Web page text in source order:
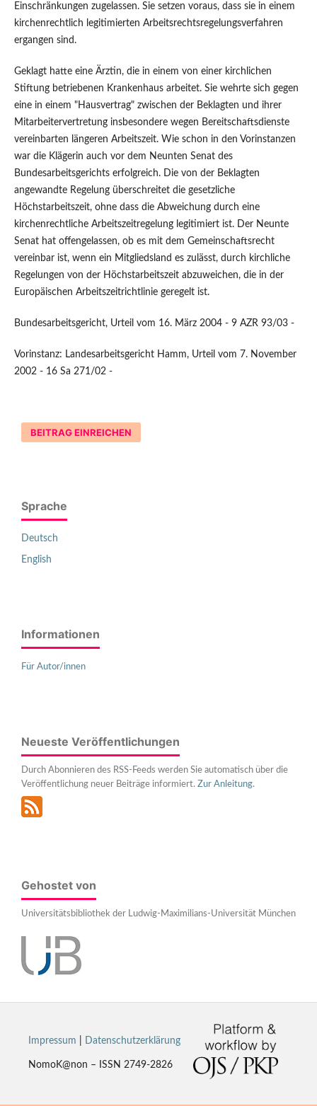
Einschränkungen zugelassen. Sie setzen voraus, dass sie in einem
kirchenrechtlich legitimierten Arbeitsrechtsregelungsverfahren
ergangen sind.
Geklagt hatte eine Ärztin, die in einem von einer kirchlichen
Stiftung betriebenen Krankenhaus arbeitet. Sie wehrte sich gegen
eine in einem "Hausvertrag" zwischen der Beklagten und ihrer
Mitarbeitervertretung insbesondere wegen Bereitschaftsdienste
vereinbarten längeren Arbeitszeit. Wie schon in den Vorinstanzen
war die Klägerin auch vor dem Neunten Senat des
Bundesarbeitsgerichts erfolgreich. Die von der Beklagten
angewandte Regelung überschreitet die gesetzliche
Höchstarbeitszeit, ohne dass die Abweichung durch eine
kirchenrechtliche Arbeitszeitregelung legitimiert ist. Der Neunte
Senat hat offengelassen, ob es mit dem Gemeinschaftsrecht
vereinbar ist, wenn ein Mitgliedsland es zulässt, durch kirchliche
Regelungen von der Höchstarbeitszeit abzuweichen, die in der
Europäischen Arbeitszeitrichtlinie geregelt ist.
Bundesarbeitsgericht, Urteil vom 16. März 2004 - 9 AZR 93/03 -
Vorinstanz: Landesarbeitsgericht Hamm, Urteil vom 7. November
2002 - 16 Sa 271/02 -
BEITRAG EINREICHEN
Sprache
Deutsch
English
Informationen
Für Autor/innen
Neueste Veröffentlichungen
Durch Abonnieren des RSS-Feeds werden Sie automatisch über die
Veröffentlichung neuer Beiträge informiert. Zur Anleitung.
Gehostet von
Universitätsbibliothek der Ludwig-Maximilians-Universität München
Impressum Datenschutzerklärung
NomoK@non – ISSN 2749-2826